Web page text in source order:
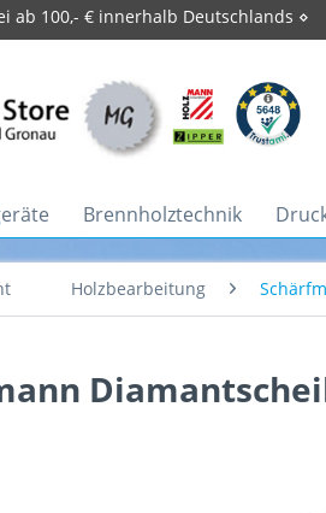
ab 100,- € innerhalb Deutschlands ⋄
Brennholztechnik
Holzbearbeitung